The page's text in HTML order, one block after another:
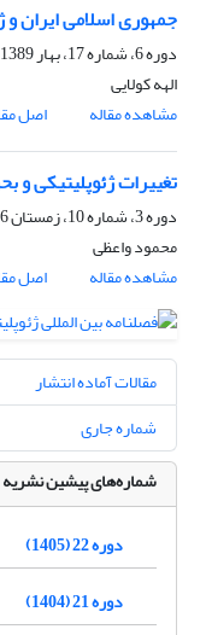
جمهوری اسلامی ایران و
دوره 6، شماره 17، بهار 1389، صفحه
الهه کولایی
مشاهده مقاله
اصل
تغییرات ژئوپلیتیکی و
دوره 3، شماره 10، زمستان 1386، صفحه
محمود واعظی
مشاهده مقاله
اصل
مقالات آماده انتشار
شماره جاری
شماره‌های پیشین نشریه
دوره 22 (1405)
دوره 21 (1404)